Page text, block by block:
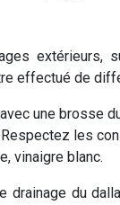
extérieurs,
effectué de
une brosse
les
vinaigre blanc.
du